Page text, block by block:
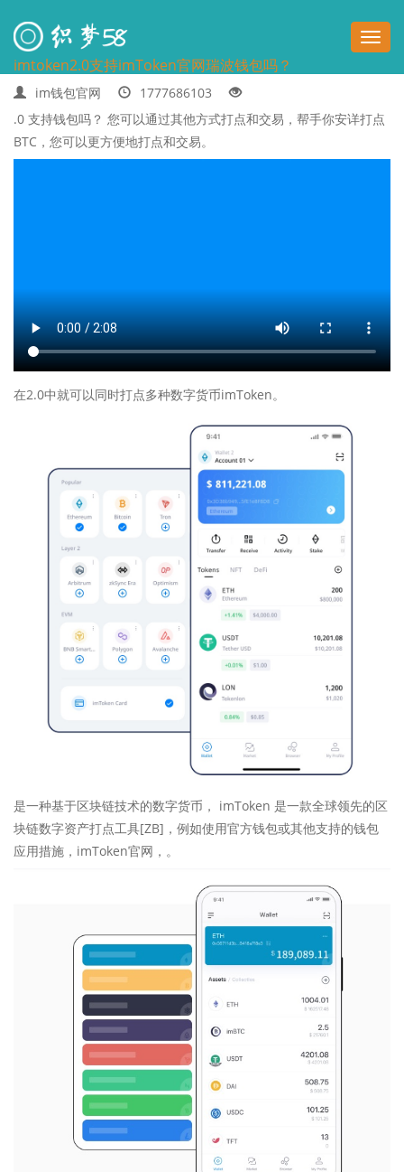
切
换
导
imtoken2.0支持imToken官网瑞波钱包吗？
im钱包官网
1777686103
.0 支持钱包吗？ 您可以通过其他方式打点和交易，帮手你安详打点
BTC，您可以更方便地打点和交易。
在2.0中就可以同时打点多种数字货币imToken。
是一种基于区块链技术的数字货币， imToken 是一款全球领先的区
块链数字资产打点工具[ZB]，例如使用官方钱包或其他支持的钱包
应用措施，imToken官网，。